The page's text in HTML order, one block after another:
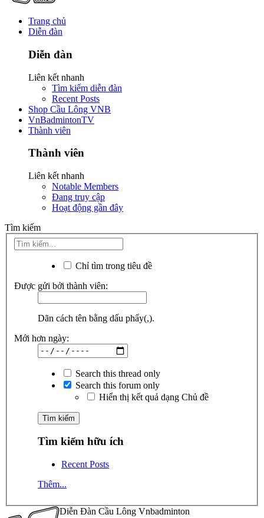
Trang chủ
Diễn đàn
Diễn đàn
Liên kết nhanh
Tìm kiếm diễn đàn
Recent Posts
Shop Cầu Lông VNB
VnBadmintonTV
Thành viên
Thành viên
Liên kết nhanh
Notable Members
Đang truy cập
Hoạt động gần đây
Tìm kiếm
Chỉ tìm trong tiêu đề
Được gửi bởi thành viên:
Dãn cách tên bằng dấu phẩy(,).
Mới hơn ngày:
Search this thread only
Search this forum only
Hiển thị kết quả dạng Chủ đề
Tìm kiếm hữu ích
Recent Posts
Thêm...
Diễn Đàn Cầu Lông Vnbadminton